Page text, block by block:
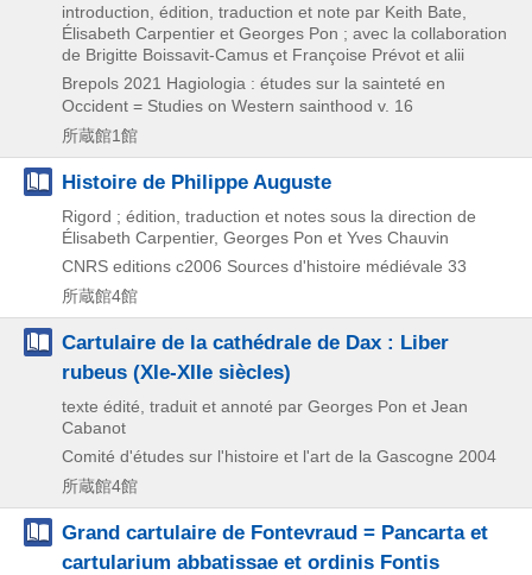
introduction, édition, traduction et note par Keith Bate,
Élisabeth Carpentier et Georges Pon ; avec la collaboration
de Brigitte Boissavit-Camus et Françoise Prévot et alii
Brepols 2021 Hagiologia : études sur la sainteté en
Occident = Studies on Western sainthood v. 16
所蔵館1館
Histoire de Philippe Auguste
Rigord ; édition, traduction et notes sous la direction de
Élisabeth Carpentier, Georges Pon et Yves Chauvin
CNRS editions c2006 Sources d'histoire médiévale 33
所蔵館4館
Cartulaire de la cathédrale de Dax : Liber
rubeus (XIe-XIIe siècles)
texte édité, traduit et annoté par Georges Pon et Jean
Cabanot
Comité d'études sur l'histoire et l'art de la Gascogne 2004
所蔵館4館
Grand cartulaire de Fontevraud = Pancarta et
cartularium abbatissae et ordinis Fontis